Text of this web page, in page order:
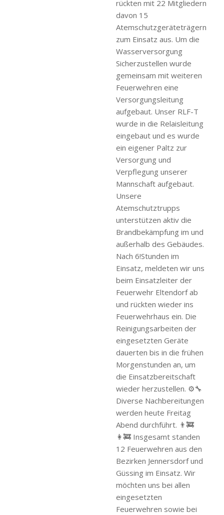
rückten mit 22 Mitgliedern
davon 15
Atemschutzgeräteträgern
zum Einsatz aus. Um die
Wasserversorgung
Sicherzustellen wurde
gemeinsam mit weiteren
Feuerwehren eine
Versorgungsleitung
aufgebaut. Unser RLF-T
wurde in die Relaisleitung
eingebaut und es wurde
ein eigener Paltz zur
Versorgung und
Verpflegung unserer
Mannschaft aufgebaut.
Unsere
Atemschutztrupps
unterstützen aktiv die
Brandbekämpfung im und
außerhalb des Gebäudes.
Nach 6!Stunden im
Einsatz, meldeten wir uns
beim Einsatzleiter der
Feuerwehr Eltendorf ab
und rückten wieder ins
Feuerwehrhaus ein. Die
Reinigungsarbeiten der
eingesetzten Geräte
dauerten bis in die frühen
Morgenstunden an, um
die Einsatzbereitschaft
wieder herzustellen. ⚙️🔧
Diverse Nachbereitungen
werden heute Freitag
Abend durchführt. 👨‍🚒
👩‍🚒 Insgesamt standen
12 Feuerwehren aus den
Bezirken Jennersdorf und
Güssing im Einsatz. Wir
möchten uns bei allen
eingesetzten
Feuerwehren sowie bei